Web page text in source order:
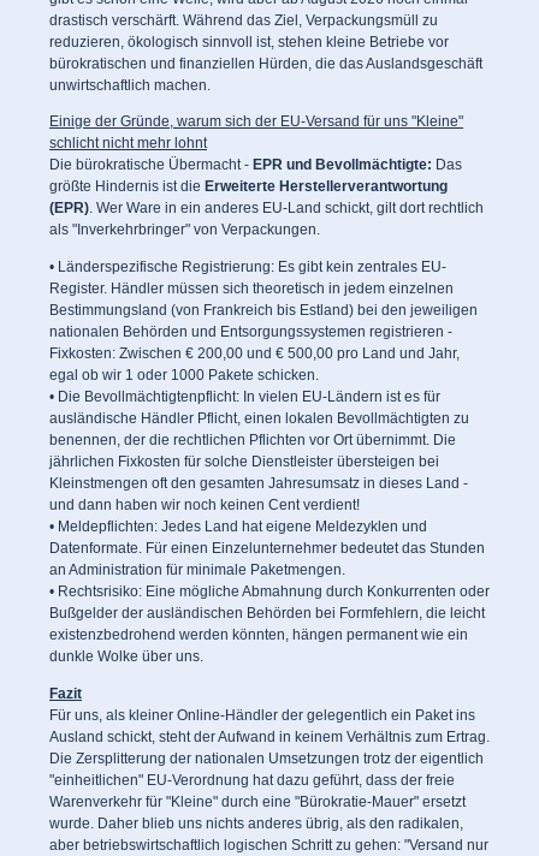
drastisch verschärft. Während das Ziel, Verpackungsmüll zu
reduzieren, ökologisch sinnvoll ist, stehen kleine Betriebe vor
bürokratischen und finanziellen Hürden, die das Auslandsgeschäft
unwirtschaftlich machen.
Einige der Gründe, warum sich der EU-Versand für uns "Kleine"
schlicht nicht mehr lohnt
Die bürokratische Übermacht - EPR und Bevollmächtigte: Das
größte Hindernis ist die Erweiterte Herstellerverantwortung
(EPR). Wer Ware in ein anderes EU-Land schickt, gilt dort rechtlich
als "Inverkehrbringer" von Verpackungen.
• Länderspezifische Registrierung: Es gibt kein zentrales EU-
Register. Händler müssen sich theoretisch in jedem einzelnen
Bestimmungsland (von Frankreich bis Estland) bei den jeweiligen
nationalen Behörden und Entsorgungssystemen registrieren -
Fixkosten: Zwischen € 200,00 und € 500,00 pro Land und Jahr,
egal ob wir 1 oder 1000 Pakete schicken.
• Die Bevollmächtigtenpflicht: In vielen EU-Ländern ist es für
ausländische Händler Pflicht, einen lokalen Bevollmächtigten zu
benennen, der die rechtlichen Pflichten vor Ort übernimmt. Die
jährlichen Fixkosten für solche Dienstleister übersteigen bei
Kleinstmengen oft den gesamten Jahresumsatz in dieses Land -
und dann haben wir noch keinen Cent verdient!
• Meldepflichten: Jedes Land hat eigene Meldezyklen und
Datenformate. Für einen Einzelunternehmer bedeutet das Stunden
an Administration für minimale Paketmengen.
• Rechtsrisiko: Eine mögliche Abmahnung durch Konkurrenten oder
Bußgelder der ausländischen Behörden bei Formfehlern, die leicht
existenzbedrohend werden könnten, hängen permanent wie ein
dunkle Wolke über uns.
Fazit
Für uns, als kleiner Online-Händler der gelegentlich ein Paket ins
Ausland schickt, steht der Aufwand in keinem Verhältnis zum Ertrag.
Die Zersplitterung der nationalen Umsetzungen trotz der eigentlich
"einheitlichen" EU-Verordnung hat dazu geführt, dass der freie
Warenverkehr für "Kleine" durch eine "Bürokratie-Mauer" ersetzt
wurde. Daher blieb uns nichts anderes übrig, als den radikalen,
aber betriebswirtschaftlich logischen Schritt zu gehen: "Versand nur